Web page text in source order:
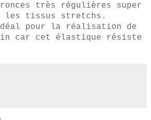
très régulières super
les tissus stretchs.
pour la réalisation de
car cet élastique résiste